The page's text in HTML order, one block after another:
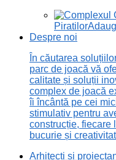
Piratilor
Despre noi
În căutarea
parc de joacă vă
calitate și soluții
complex de joacă
îi încântă pe cei
stimulativ pentru
construcție, fiecare
bucurie și
Arhitecți și